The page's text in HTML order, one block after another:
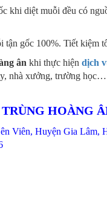
khi diệt muỗi đều có
tận gốc 100%. Tiết kiệm
ân khi thực hiện dịch
nhà xưởng, trường
HOÀNG
Viên, Huyện Gia Lâm,